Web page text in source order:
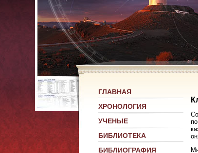
ГЛАВНАЯ
ХРОНОЛОГИЯ
УЧЕНЫЕ
БИБЛИОТЕКА
БИБЛИОГРАФИЯ